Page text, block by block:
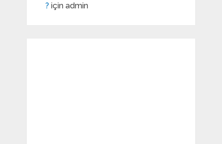
? için admin